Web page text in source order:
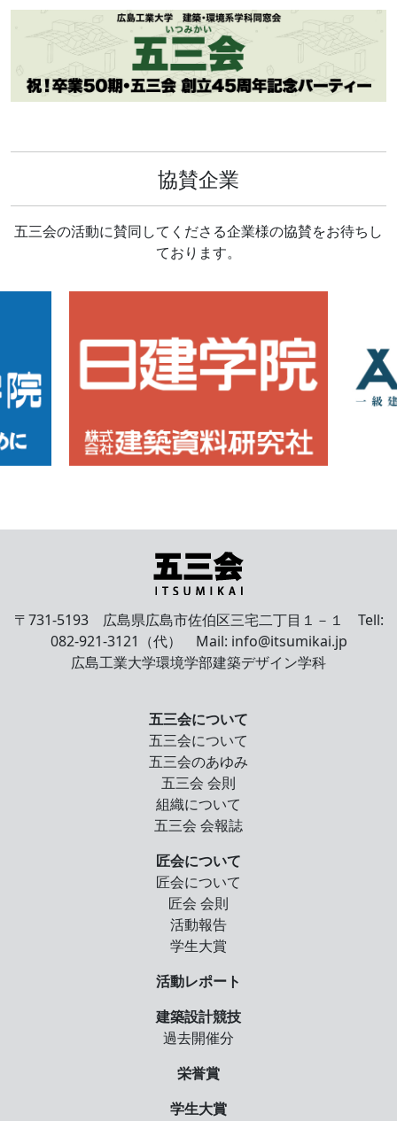
協賛企業
五三会の活動に賛同してくださる企業様の協賛をお待ちし
ております。
〒731-5193 広島県広島市佐伯区三宅二丁目１－１ Tell:
082-921-3121（代） Mail: info@itsumikai.jp
広島工業大学環境学部建築デザイン学科
五三会について
五三会について
五三会のあゆみ
五三会 会則
組織について
五三会 会報誌
匠会について
匠会について
匠会 会則
活動報告
学生大賞
活動レポート
建築設計競技
過去開催分
栄誉賞
学生大賞